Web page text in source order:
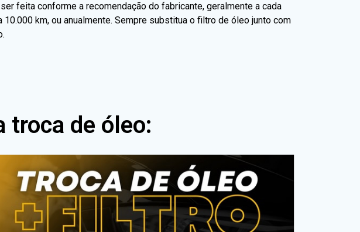
feita conforme a recomendação do fabricante, geralmente a cada
10.000 km, ou anualmente. Sempre substitua o filtro de óleo junto com
troca de óleo: